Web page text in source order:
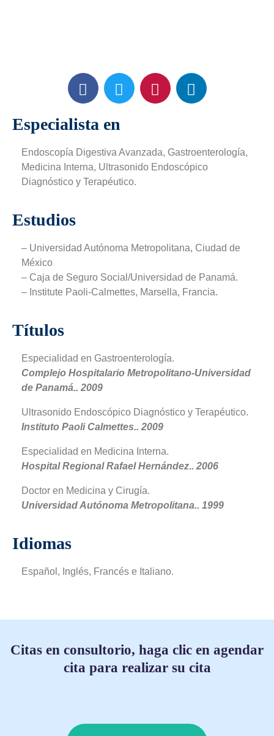
Especialista en
Endoscopía Digestiva Avanzada, Gastroenterología,
Medicina Interna, Ultrasonido Endoscópico
Diagnóstico y Terapéutico.
Estudios
– Universidad Autónoma Metropolitana, Ciudad de
México
– Caja de Seguro Social/Universidad de Panamá.
– Institute Paoli-Calmettes, Marsella, Francia.
Títulos
Especialidad en Gastroenterología.
Complejo Hospitalario Metropolitano-Universidad
de Panamá.. 2009
Ultrasonido Endoscópico Diagnóstico y Terapéutico.
Instituto Paoli Calmettes.. 2009
Especialidad en Medicina Interna.
Hospital Regional Rafael Hernández.. 2006
Doctor en Medicina y Cirugía.
Universidad Autónoma Metropolitana.. 1999
Idiomas
Español, Inglés, Francés e Italiano.
Citas en consultorio, haga clic en agendar
cita para realizar su cita